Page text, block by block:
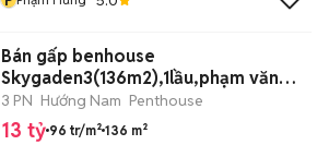
Bán gấp benhouse
Skygaden3(136m2),1lầu,phạm văn
nghị,tân phú,Q7
3 PN Hướng Nam Penthouse
13 tỷ 96 tr/m² 136 m²